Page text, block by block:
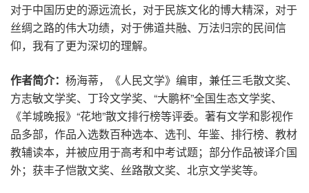
对于中国历史的源远流长，对于民族文化的博大精深，对于
丝绸之路的伟大功绩，对于佛道共融、万法归宗的民间信
仰，我有了更为深切的理解。
作者简介： 杨海蒂，《人民文学》编审，兼任三毛散文奖、
方志敏文学奖、丁玲文学奖、“大鹏杯”全国生态文学奖、
《羊城晚报》“花地”散文排行榜等评委。著有文学和影视作
品多部，作品入选数百种选本、选刊、年鉴、排行榜、教材
教辅读本，并被应用于高考和中考试题；部分作品被译介国
外；获丰子恺散文奖、丝路散文奖、北京文学奖等。